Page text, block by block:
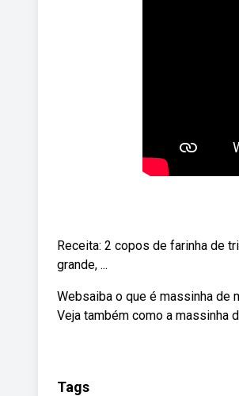
Receita: 2 copos de farinha de
grande, ...
Websaiba o que é massinha de
Veja também como a massinha
Tags